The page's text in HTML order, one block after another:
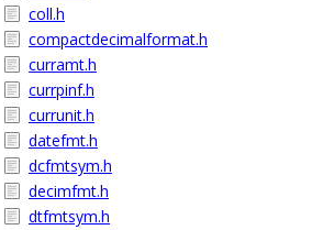
coll.h
compactdecimalformat.h
curramt.h
currpinf.h
currunit.h
datefmt.h
dcfmtsym.h
decimfmt.h
dtfmtsym.h